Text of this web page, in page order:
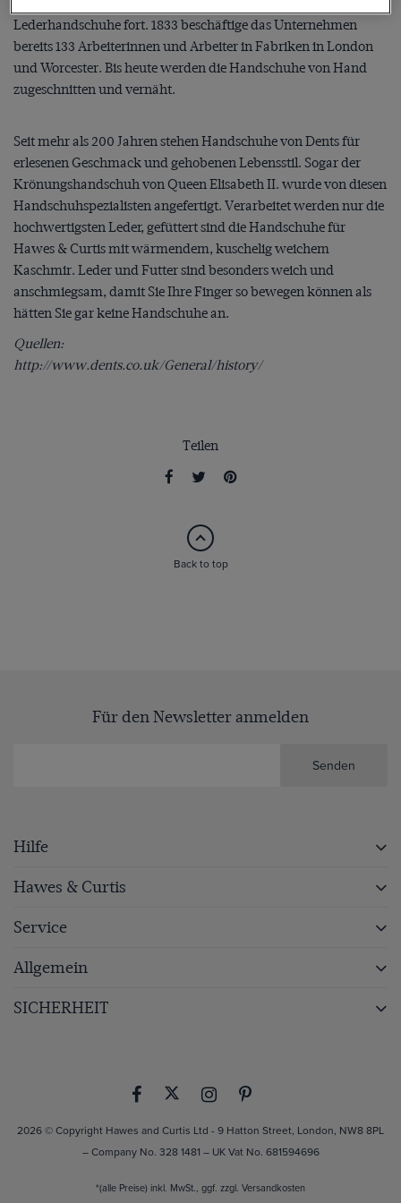
Lederhandschuhe fort. 1833 beschäftige das Unternehmen
bereits 133 Arbeiterinnen und Arbeiter in Fabriken in London
und Worcester. Bis heute werden die Handschuhe von Hand
zugeschnitten und vernäht.
Seit mehr als 200 Jahren stehen Handschuhe von Dents für
erlesenen Geschmack und gehobenen Lebensstil. Sogar der
Krönungshandschuh von Queen Elisabeth II. wurde von diesen
Handschuhspezialisten angefertigt. Verarbeitet werden nur die
hochwertigsten Leder, gefüttert sind die Handschuhe für
Hawes & Curtis mit wärmendem, kuschelig weichem
Kaschmir. Leder und Futter sind besonders weich und
anschmiegsam, damit Sie Ihre Finger so bewegen können als
hätten Sie gar keine Handschuhe an.
Quellen:
http://www.dents.co.uk/General/history/
Teilen
Back to top
Für den Newsletter anmelden
Senden
Hilfe
Hawes & Curtis
Service
Allgemein
SICHERHEIT
2026 © Copyright Hawes and Curtis Ltd - 9 Hatton Street, London, NW8 8PL
– Company No. 328 1481 – UK Vat No. 681594696
*(alle Preise) inkl. MwSt., ggf. zzgl. Versandkosten